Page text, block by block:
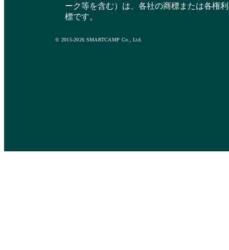
ーク等を含む）は、各社の商標または各権
標です。
© 2015-2026 SMARTCAMP Co., Ltd.